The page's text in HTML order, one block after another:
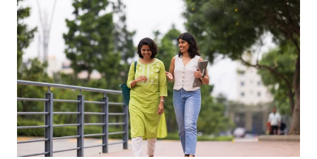
uma
data.
Prima
o
botão
Esc
para
fechar
o
calendário.